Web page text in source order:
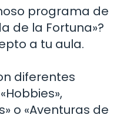
programa de
de la Fortuna»?
a tu aula.
diferentes
o «Aventuras de